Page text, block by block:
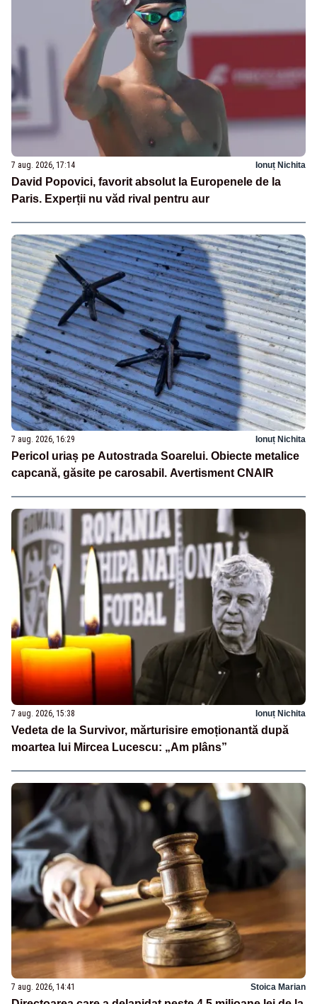
7 aug. 2026, 17:14 Ionuț Nichita
David Popovici, favorit absolut la Europenele de la
Paris. Experții nu văd rival pentru aur
7 aug. 2026, 16:29 Ionuț Nichita
Pericol uriaș pe Autostrada Soarelui. Obiecte metalice
capcană, găsite pe carosabil. Avertisment CNAIR
7 aug. 2026, 15:38 Ionuț Nichita
Vedeta de la Survivor, mărturisire emoționantă după
moartea lui Mircea Lucescu: „Am plâns”
7 aug. 2026, 14:41 Stoica Marian